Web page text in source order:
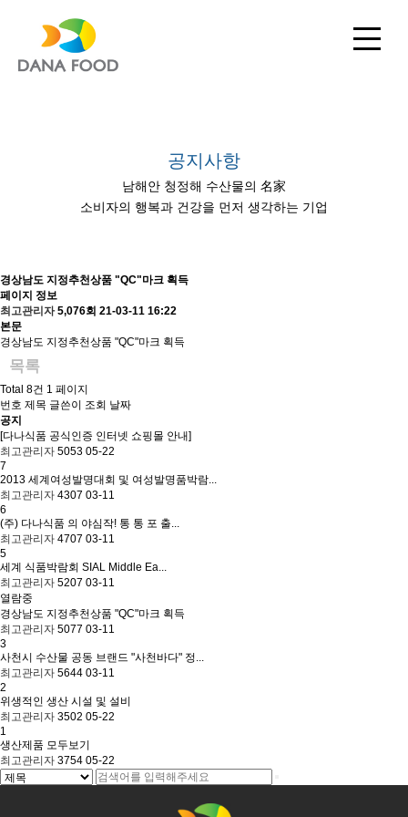
공지사항
남해안 청정해 수산물의 名家
소비자의 행복과 건강을 먼저 생각하는 기업
경상남도 지정추천상품 "QC"마크 획득
페이지 정보
최고관리자 5,076회 21-03-11 16:22
본문
경상남도 지정추천상품 "QC"마크 획득
목록
Total 8건 1 페이지
번호 제목 글쓴이 조회 날짜
공지
[다나식품 공식인증 인터넷 쇼핑몰 안내]
최고관리자 5053 05-22
7
2013 세계여성발명대회 및 여성발명품박람...
최고관리자 4307 03-11
6
(주) 다나식품 의 야심작! 통 통 포 출...
최고관리자 4707 03-11
5
세계 식품박람회 SIAL Middle Ea...
최고관리자 5207 03-11
열람중
경상남도 지정추천상품 "QC"마크 획득
최고관리자 5077 03-11
3
사천시 수산물 공동 브랜드 "사천바다" 정...
최고관리자 5644 03-11
2
위생적인 생산 시설 및 설비
최고관리자 3502 05-22
1
생산제품 모두보기
최고관리자 3754 05-22